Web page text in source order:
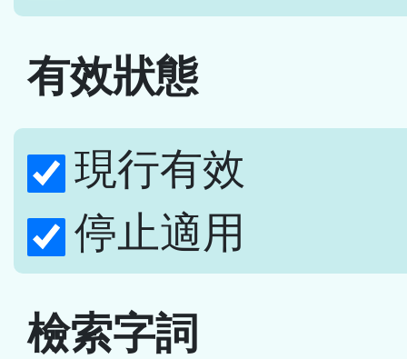
有效狀態
現行有效
停止適用
檢索字詞